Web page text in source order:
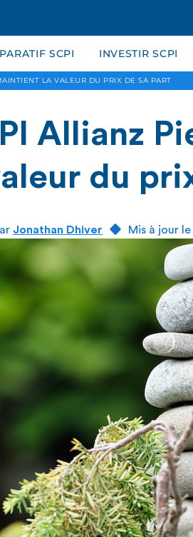
SCPI INVESTIR SCPI
LA VALEUR DU PRIX DE SA PART
Allianz
du
Jonathan Dhiver Mis à jour